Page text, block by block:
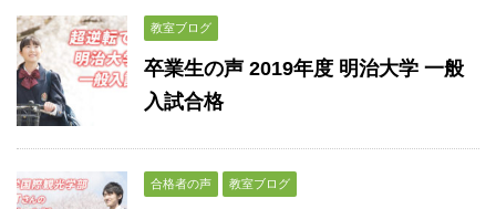
教室ブログ
卒業生の声 2019年度 明治大学 一般
入試合格
合格者の声 教室ブログ